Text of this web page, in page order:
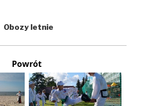
Obozy letnie
Powrót